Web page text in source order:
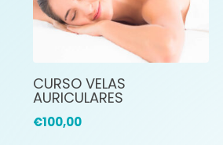
CURSO VELAS
AURICULARES
€100,00